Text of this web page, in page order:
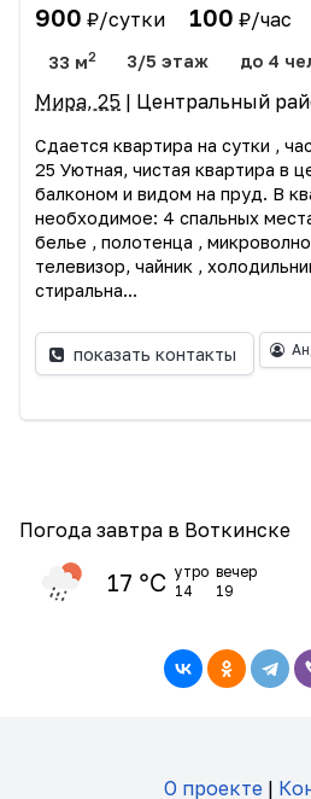
900 ₽/сутки 100 ₽/час
33 м2 3/5 этаж до 4
Мира, 25 | Центральный
Сдается квартира на сутки ,
25 Уютная, чистая квартира в
балконом и видом на пруд. В
необходимое: 4 спальных
белье , полотенца ,
телевизор, чайник ,
стиральна...
показать контакты
Погода завтра в Воткинске
17 ℃ утро
14
вечер
19
О проекте |